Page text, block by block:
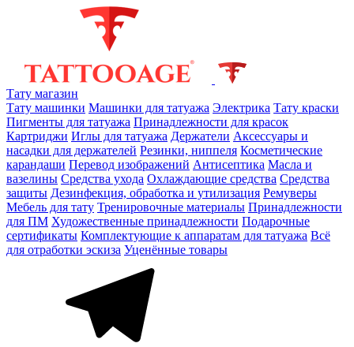
Тату магазин
Тату машинки Машинки для татуажа Электрика Тату краски
Пигменты для татуажа Принадлежности для красок
Картриджи Иглы для татуажа Держатели Аксессуары и
насадки для держателей Резинки, ниппеля Косметические
карандаши Перевод изображений Антисептика Масла и
вазелины Средства ухода Охлаждающие средства Средства
защиты Дезинфекция, обработка и утилизация Ремуверы
Мебель для тату Тренировочные материалы Принадлежности
для ПМ Художественные принадлежности Подарочные
сертификаты Комплектующие к аппаратам для татуажа Всё
для отработки эскиза Уценённые товары